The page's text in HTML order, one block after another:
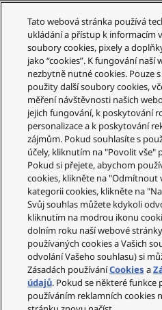
Služby zákazníkům
Váš účet
Legální informace
Technics
Sociální sítě
Copyright © 2023-2025
GmbH – organizační složka
práva
Tato webová stránka používá
ukládání a přístup k informacím
soubory cookies, pixely a
jako “cookies”. K fungování
nezbytně nutné cookies. Pouze
použity další soubory cookies,
měření návštěvnosti našich
jejich fungování, k poskytování
personalizace a k poskytování
zájmům. Pokud souhlasíte s
účely, kliknutím na "Povolit vše"
Pokud si přejete, abychom
cookies, klikněte na "Odmítnout
kategorii cookies, klikněte na
Svůj souhlas můžete kdykoli
kliknutím na modrou ikonu
dolním roku naší webové
používaných cookies a Vašich
odvolání Vašeho souhlasu) si
Zásadách používáníCookies a
údajů. Pokud se některé funkce
používáním reklamních cookies